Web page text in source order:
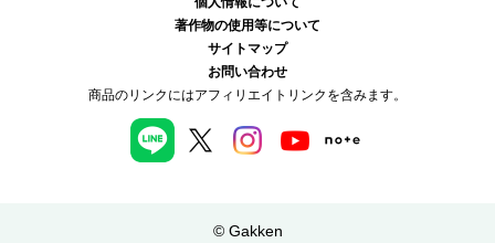
著作物の使用等について
サイトマップ
お問い合わせ
商品のリンクにはアフィリエイトリンクを含みます。
© Gakken